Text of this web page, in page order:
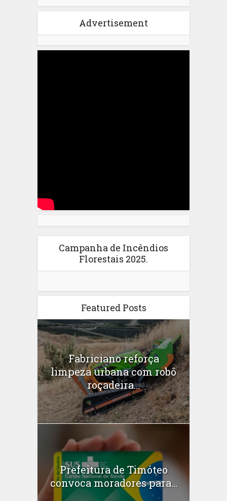
Advertisement
Campanha de Incêndios
Florestais 2025.
Featured Posts
Fabriciano reforça
limpeza urbana com robô
roçadeira...
Prefeitura de Timóteo
convoca moradores para...